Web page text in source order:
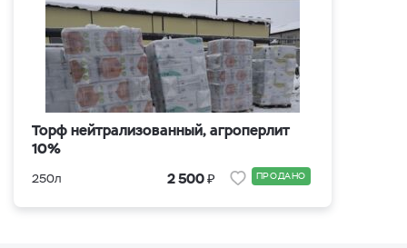
Торф нейтрализованный, агроперлит
10%
250л 2 500₽ ПРОДАНО